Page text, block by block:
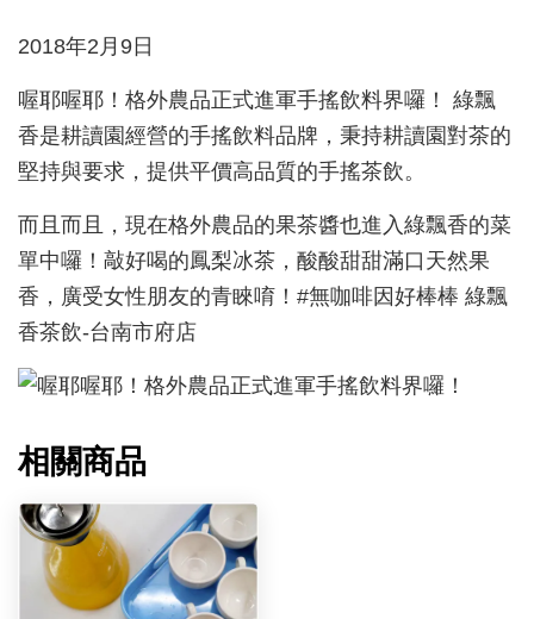
2018年2月9日
喔耶喔耶！格外農品正式進軍手搖飲料界囉！ 綠飄
香是耕讀園經營的手搖飲料品牌，秉持耕讀園對茶的
堅持與要求，提供平價高品質的手搖茶飲。
而且而且，現在格外農品的果茶醬也進入綠飄香的菜
單中囉！敲好喝的鳳梨冰茶，酸酸甜甜滿口天然果
香，廣受女性朋友的青睞唷！#無咖啡因好棒棒 綠飄
香茶飲-台南市府店
相關商品